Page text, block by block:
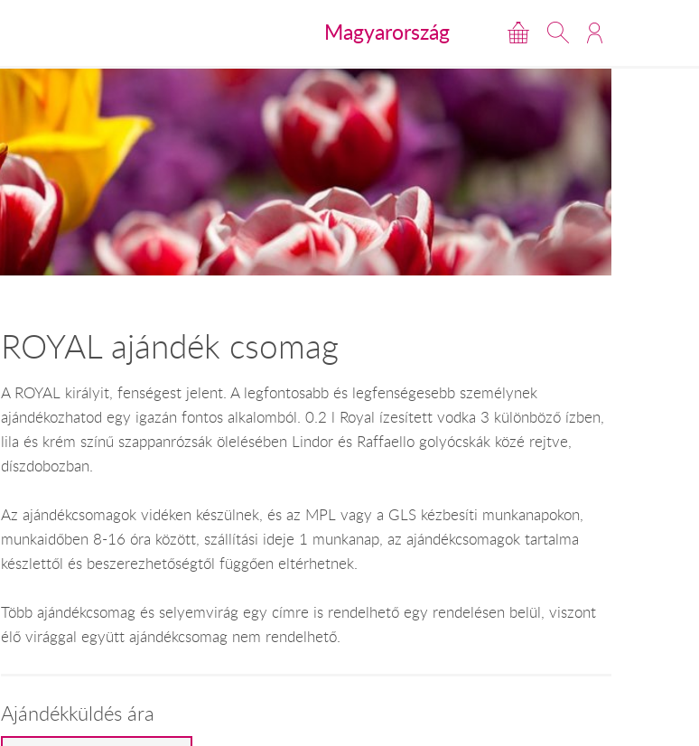
Magyarország
ROYAL ajándék csomag
A ROYAL királyit, fenségest jelent. A legfontosabb és legfenségesebb személynek
ajándékozhatod egy igazán fontos alkalomból. 0.2 l Royal ízesített vodka 3 különböző ízben,
lila és krém színű szappanrózsák ölelésében Lindor és Raffaello golyócskák közé rejtve,
díszdobozban.
Az ajándékcsomagok vidéken készülnek, és az MPL vagy a GLS kézbesíti munkanapokon,
munkaidőben 8-16 óra között, szállítási ideje 1 munkanap, az ajándékcsomagok tartalma
készlettől és beszerezhetőségtől függően eltérhetnek.
Több ajándékcsomag és selyemvirág egy címre is rendelhető egy rendelésen belül, viszont
élő virággal együtt ajándékcsomag nem rendelhető.
Ajándékküldés ára